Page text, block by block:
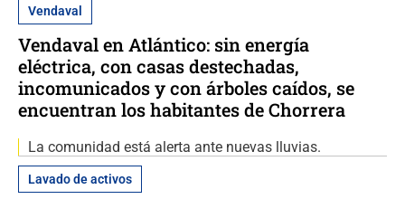
Vendaval
Vendaval en Atlántico: sin energía
eléctrica, con casas destechadas,
incomunicados y con árboles caídos, se
encuentran los habitantes de Chorrera
La comunidad está alerta ante nuevas lluvias.
Lavado de activos